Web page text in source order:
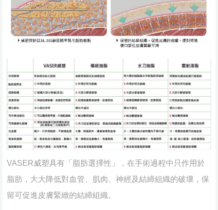
VASER威塑具有「脂肪選擇性」，在手術過程中只作用於
脂肪，大大降低對血管、肌肉、神經及結締組織的破壞，保
留可促進皮膚緊緻的結締組織。